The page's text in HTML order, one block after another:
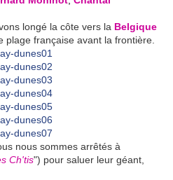
longé la côte vers la Belgique
plage française avant la frontière.
nous sommes arrêtés à
Ch'tis") pour saluer leur géant,